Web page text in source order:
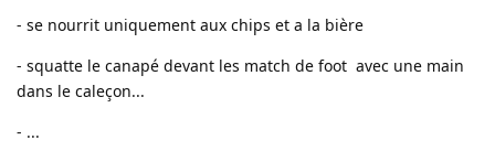
- se nourrit uniquement aux chips et a la bière
- squatte le canapé devant les match de foot avec une main
dans le caleçon...
- ...